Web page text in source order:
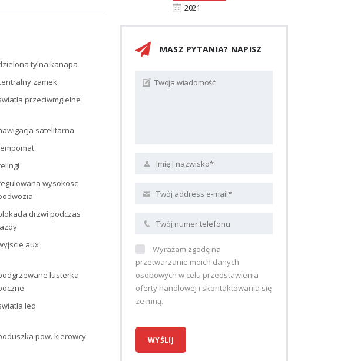
tylna kanapa
zamek
przeciwmgielne
satelitarna
wysokosc
drzwi podczas
aux
lusterka
led
pow. kierowcy
2021
MASZ PYTANIA? NAPISZ
Wyrażam zgodę na
przetwarzanie moich danych
osobowych w celu przedstawienia
oferty handlowej i skontaktowania się
ze mną.